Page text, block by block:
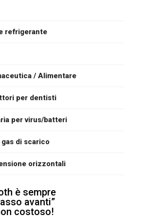
refrigerante
/ Alimentare
per dentisti
per virus/batteri
di scarico
orizzontali
è sempre
avanti”
costoso!